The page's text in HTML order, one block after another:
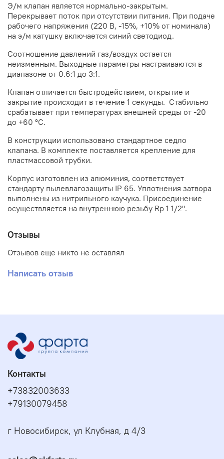
Э/м клапан является нормально-закрытым.
Перекрывает поток при отсутствии питания. При подаче
рабочего напряжения (220 В, -15%, +10% от номинала)
на э/м катушку включается синий светодиод.
Соотношение давлений газ/воздух остается
неизменным. Выходные параметры настраиваются в
диапазоне от 0.6:1 до 3:1.
Клапан отличается быстродействием, открытие и
закрытие происходит в течение 1 секунды. Стабильно
срабатывает при температурах внешней среды от -20
до +60 °C.
В конструкции использовано стандартное седло
клапана. В комплекте поставляется крепление для
пластмассовой трубки.
Корпус изготовлен из алюминия, соответствует
стандарту пылевлагозащиты IP 65. Уплотнения затвора
выполнены из нитрильного каучука. Присоединение
осуществляется на внутреннюю резьбу Rp 1 1/2".
Отзывы
Отзывов еще никто не оставлял
Написать отзыв
Контакты
+73832003633
+79130079458
г Новосибирск, ул Клубная, д 4/3